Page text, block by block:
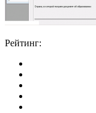
Рейтинг: